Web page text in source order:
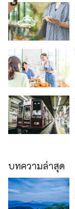
บทความล่าสุด